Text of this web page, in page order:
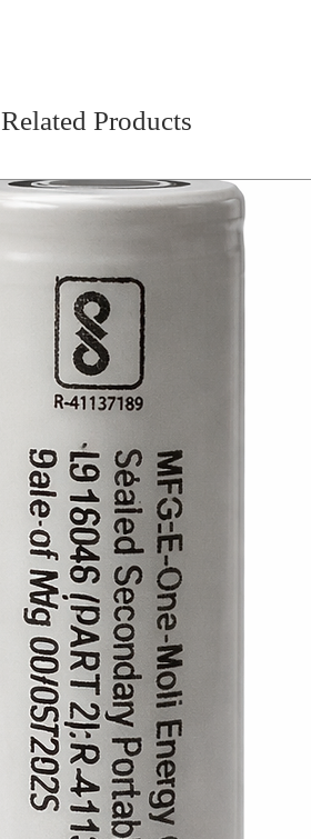
Related Products